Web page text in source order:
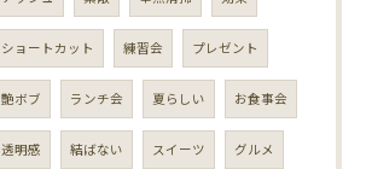
ショートカット 練習会 プレゼント
艶ボブ ランチ会 夏らしい お食事会
透明感 結ばない スイーツ グルメ